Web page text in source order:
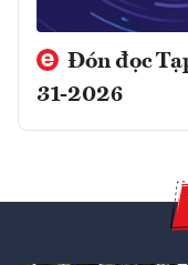
Đón đọc
31-2026